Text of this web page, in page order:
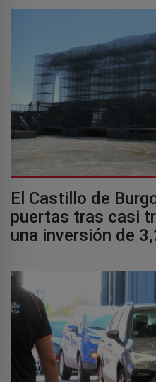
El Castillo de
puertas tras casi
una inversión de